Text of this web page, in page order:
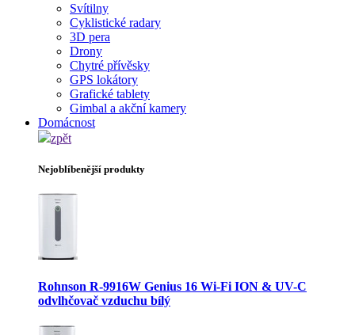
Svítilny
Cyklistické radary
3D pera
Drony
Chytré přívěsky
GPS lokátory
Grafické tablety
Gimbal a akční kamery
Domácnost
zpět
Nejoblíbenější produkty
Rohnson R-9916W Genius 16 Wi-Fi ION & UV-C
odvlhčovač vzduchu bílý